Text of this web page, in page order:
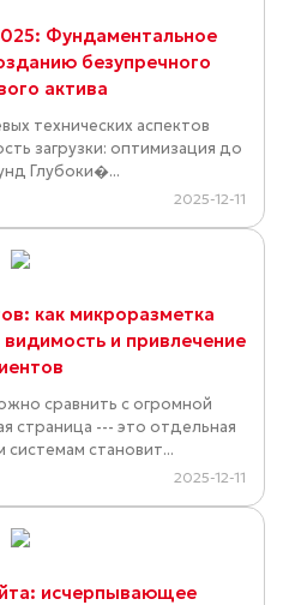
Фундаментальное
безупречного
актива
технических аспектов
загрузки: оптимизация до
Глубоки�...
2025-12-11
как микроразметка
и привлечение
сравнить с огромной
страница --- это отдельная
системам становит...
2025-12-11
исчерпывающее